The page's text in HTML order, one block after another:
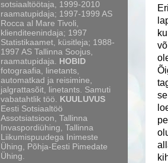
sotsiaaltöötaja, 1999-2010
raamatupidaja; 1997-1999 AS
Rocca al Mare Tivoli,
klienditeenindaja; 1997
Statistikaamet, küsitleja; 1988-
1997 AS Tallinna Soojus,
raamatupidaja. HOBID
fotograafia, linetants,
automatkad ja reisimine,
jalgrattasõit, linetants. Samuti
vabatahtlik töö. KUULUVUS
Eesti Sotsiaaltöö
Assotsiatsioon, Tallinna
Invaspordiühing, Tallinna
Liikumispuudega Inimeste
Ühing, Põhja-Eesti Pimedate
Ühing.